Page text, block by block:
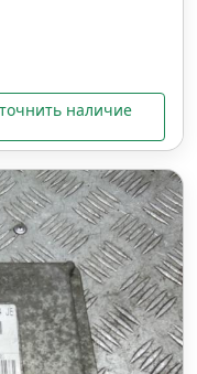
наличие